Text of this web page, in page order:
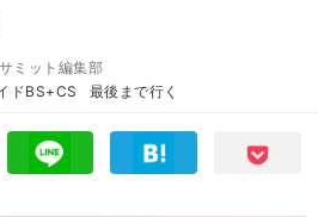
ミット編集部
ドBS+CS 最後まで行く